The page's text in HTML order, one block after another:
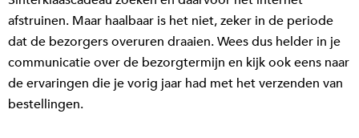
afstruinen. Maar haalbaar is het niet, zeker in de periode
dat de bezorgers overuren draaien. Wees dus helder in je
communicatie over de bezorgtermijn en kijk ook eens naar
de ervaringen die je vorig jaar had met het verzenden van
bestellingen.